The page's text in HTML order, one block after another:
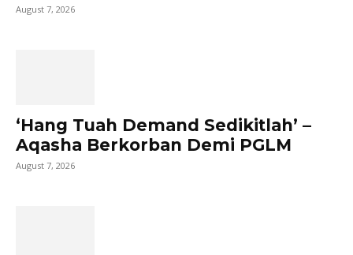
August 7, 2026
‘Hang Tuah Demand Sedikitlah’ –
Aqasha Berkorban Demi PGLM
August 7, 2026